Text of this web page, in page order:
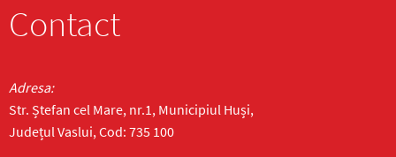
Contact
Adresa:
Str. Ștefan cel Mare, nr.1, Municipiul Huși,
Județul Vaslui, Cod: 735 100